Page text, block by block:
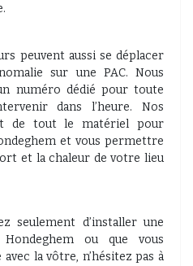
peuvent aussi se déplacer
sur une PAC. Nous
numéro dédié pour toute
dans l’heure. Nos
de tout le matériel pour
et vous permettre
et la chaleur de votre lieu
seulement d’installer une
ou que vous
la vôtre, n’hésitez pas à